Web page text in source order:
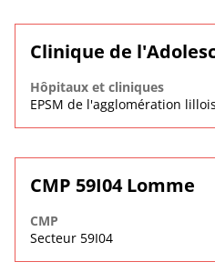
Clinique de
Hôpitaux et cliniques
EPSM de l'agglomération
CMP 59I04 Lomme
CMP
Secteur 59I04